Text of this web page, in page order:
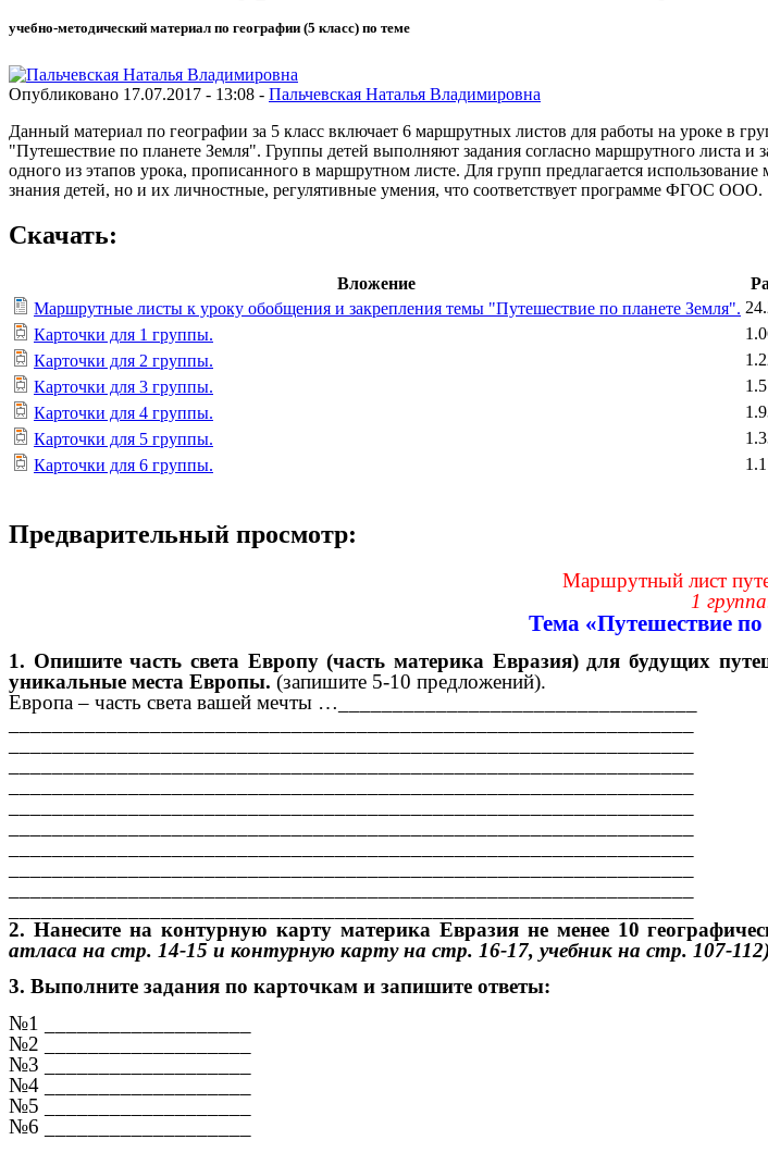
учебно-методический материал по географии (5 класс) по теме
Опубликовано 17.07.2017 - 13:08 - Пальчевская Наталья Владимировна
Данный материал по географии за 5 класс включает 6 маршрутных листов для работы на уроке в
"Путешествие по планете Земля". Группы детей выполняют задания согласно маршрутного листа
одного из этапов урока, прописанного в маршрутном листе. Для групп предлагается
знания детей, но и их личностные, регулятивные умения, что соответствует программе ФГОС ООО.
Скачать:
Вложение
Маршрутные листы к уроку обобщения и закрепления темы "Путешествие по планете Земля".
Карточки для 1 группы.
Карточки для 2 группы.
Карточки для 3 группы.
Карточки для 4 группы.
Карточки для 5 группы.
Карточки для 6 группы.
Предварительный просмотр:
Маршрутный лист
1
Тема «Путешествие по
1. Опишите часть света Европу (часть материка Евразия) для будущих
уникальные места Европы. (запишите 5-10 предложений).
Европа – часть света вашей мечты …_________________________________
2. Нанесите на контурную карту материка Евразия не менее 10
атласа на стр. 14-15 и контурную карту на стр. 16-17, учебник на стр. 107-
3. Выполните задания по карточкам и запишите ответы:
№1 ___________________
№2 ___________________
№3 ___________________
№4 ___________________
№5 ___________________
№6 ___________________